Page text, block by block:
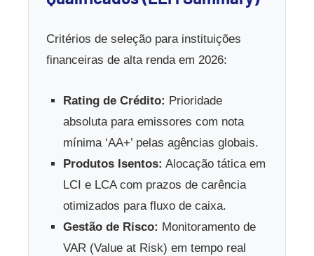
Critérios de seleção para instituições
financeiras de alta renda em 2026:
Rating de Crédito: Prioridade
absoluta para emissores com nota
mínima ‘AA+’ pelas agências globais.
Produtos Isentos: Alocação tática em
LCI e LCA com prazos de carência
otimizados para fluxo de caixa.
Gestão de Risco: Monitoramento de
VAR (Value at Risk) em tempo real